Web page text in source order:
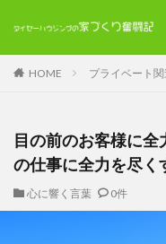
HOME プライベート関
目の前のお客様に全
の仕事に全力を尽く
心に響く言葉 0件